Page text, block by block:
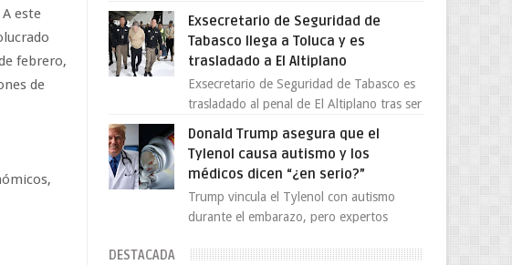
este
febrero,
de
enfrentando señalamientos por...
Exsecretario de Seguridad de
Tabasco llega a Toluca y es
trasladado a El Altiplano
Exsecretario de Seguridad de Tabasco es
trasladado al penal de El Altiplano tras ser
Seguridad Públi...
Donald Trump asegura que el
Tylenol causa autismo y los
médicos dicen “¿en serio?”
Trump vincula el Tylenol con autismo
durante el embarazo, pero expertos
nuevo episodio de declaraciones...
DESTACADA